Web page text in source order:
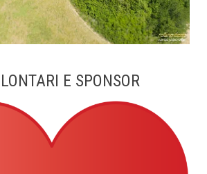
E SPONSOR